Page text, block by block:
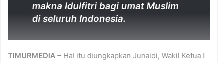
makna Idulfitri bagi umat Muslim
di seluruh Indonesia.
TIMURMEDIA – Hal itu diungkapkan Junaidi, Wakil Ketua I